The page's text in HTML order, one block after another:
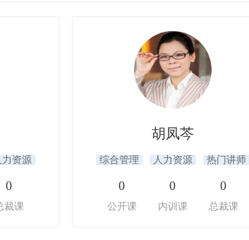
力资源
0
裁课
胡凤芩
综合管理 人力资源 热门讲师
0
公开课
0
内训课
0
总裁课